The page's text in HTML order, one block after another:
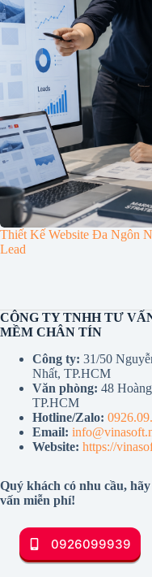
Thiết Kế Website Đa Ngôn
Lead
CÔNG TY TNHH TƯ
MỀM CHÂN TÍN
Công ty: 31/50
Nhất, TP.HCM
Văn phòng: 48
TP.HCM
Hotline/Zalo:
Email:
Website: https://
Quý khách có nhu cầu,
vấn miễn phí!
0926099939